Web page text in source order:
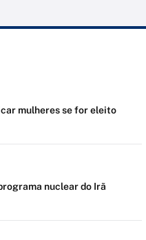
mulheres se for eleito
nuclear do Irã